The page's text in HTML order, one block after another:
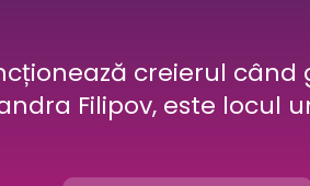
creierul când
Filipov, este